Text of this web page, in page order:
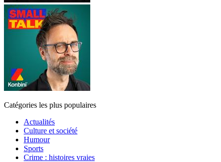
Catégories les plus populaires
Actualités
Culture et société
Humour
Sports
Crime : histoires vraies